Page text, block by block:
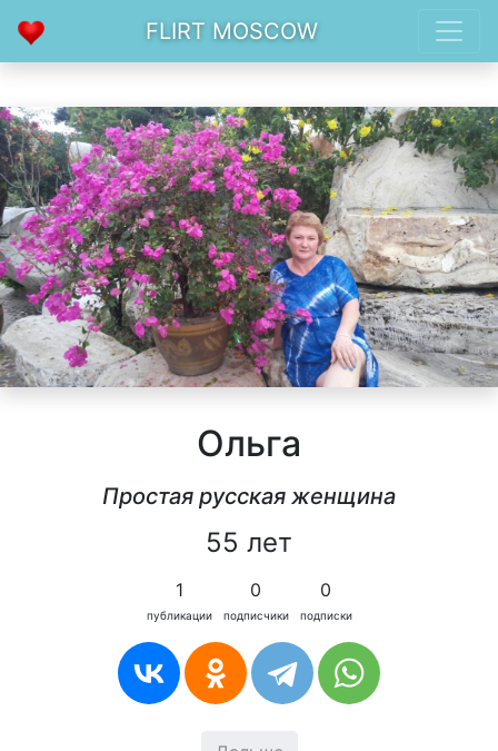
FLIRT MOSCOW
Ольга
Простая русская женщина
55 лет
1
публикации
0
подписчики
0
подписки